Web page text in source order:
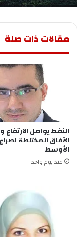
مقالات ذات صلة
النفط يواصل
الآفاق المختلطة
الأوسط
منذ يوم واحد